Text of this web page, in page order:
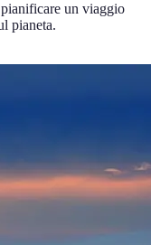
pianificare un viaggio
pianeta.